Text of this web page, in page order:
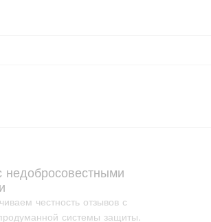
недобросовестными
честность отзывов с
системы защиты.